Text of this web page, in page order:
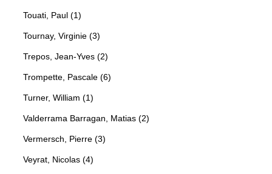
Touati, Paul (1)
Tournay, Virginie (3)
Trepos, Jean-Yves (2)
Trompette, Pascale (6)
Turner, William (1)
Valderrama Barragan, Matias (2)
Vermersch, Pierre (3)
Veyrat, Nicolas (4)